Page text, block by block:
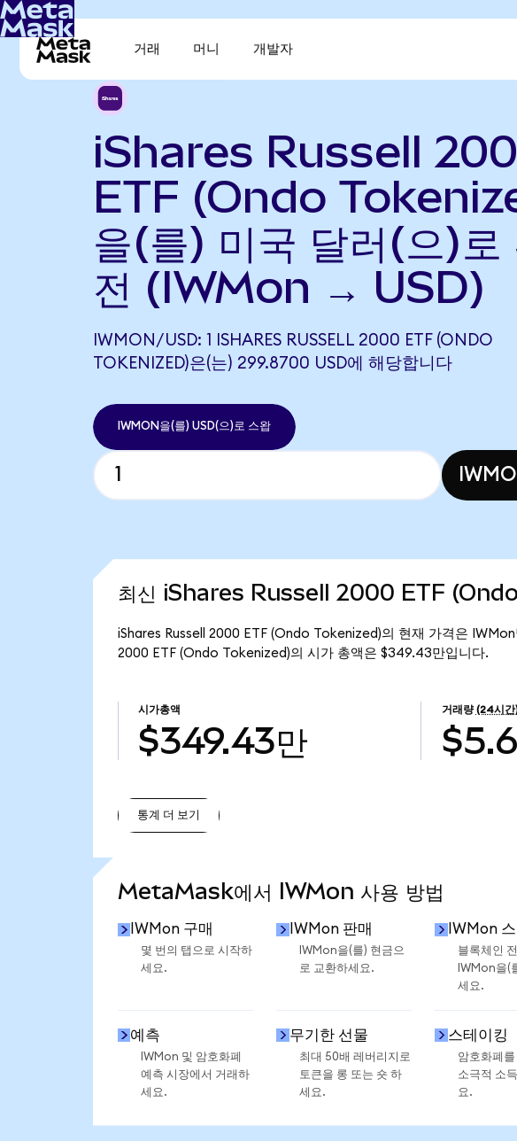
거래 머니 개발자
iShares Russell
ETF (Ondo
을(를) 미국 달러(으)로
전 (IWMon → USD)
IWMON/USD: 1 ISHARES RUSSELL 2000 ETF (ONDO
TOKENIZED)은(는) 299.8700 USD에 해당합니다
IWMON을(를) USD(으)로 스왑
최신 iShares Russell 2000 ETF
iShares Russell 2000 ETF (Ondo Tokenized)의 현재 가격은
2000 ETF (Ondo Tokenized)의 시가 총액은 $349.43만입니다.
시가총액
$349.43만
거래량 (24시간
통계 더 보기
MetaMask에서 IWMon 사용 방법
IWMon 구매
몇 번의 탭으로 시작하
세요.
IWMon 판매
IWMon을(를) 현금으
로 교환하세요.
IWMon
블록체인
IWMon을(
세요.
예측
IWMon 및 암호화폐
예측 시장에서 거래하
세요.
무기한 선물
최대 50배 레버리지로
토큰을 롱 또는 숏 하
세요.
스테이킹
암호화폐
소극적 소
요.